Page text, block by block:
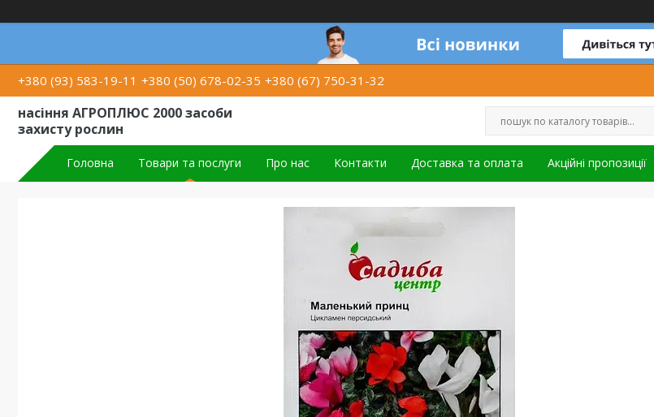
+380 (93) 583-19-11 +380 (50) 678-02-35 +380 (67) 750-31-32
насіння АГРОПЛЮС 2000 засоби
захисту рослин
Головна Товари та послуги Про нас Контакти Доставка та оплата Акційні пропозиції